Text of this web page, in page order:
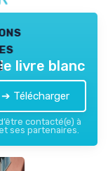
livre blanc
➔ Télécharger
contacté(e) à
ses partenaires.